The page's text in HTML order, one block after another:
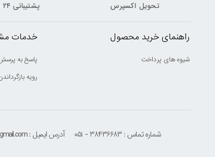
تحویل اکسپرس پشتیبانی ۲۴ ساعته
راهنمای خرید محصول
شیوه های پرداخت
خدمات
پاسخ به
رویه
شماره تماس : ۳۸۴۳۶۶۸۳ - ۰۵۱ آدرس ایمیل : houmehrmsd@gmail.com